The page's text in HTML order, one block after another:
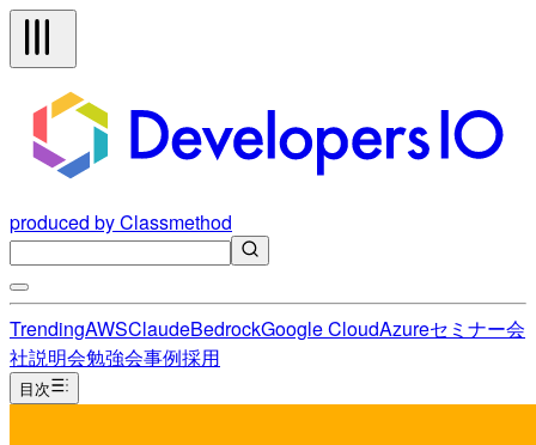
produced by Classmethod
TrendingAWSClaudeBedrockGoogle CloudAzureセミナー会
社説明会勉強会事例採用
目次